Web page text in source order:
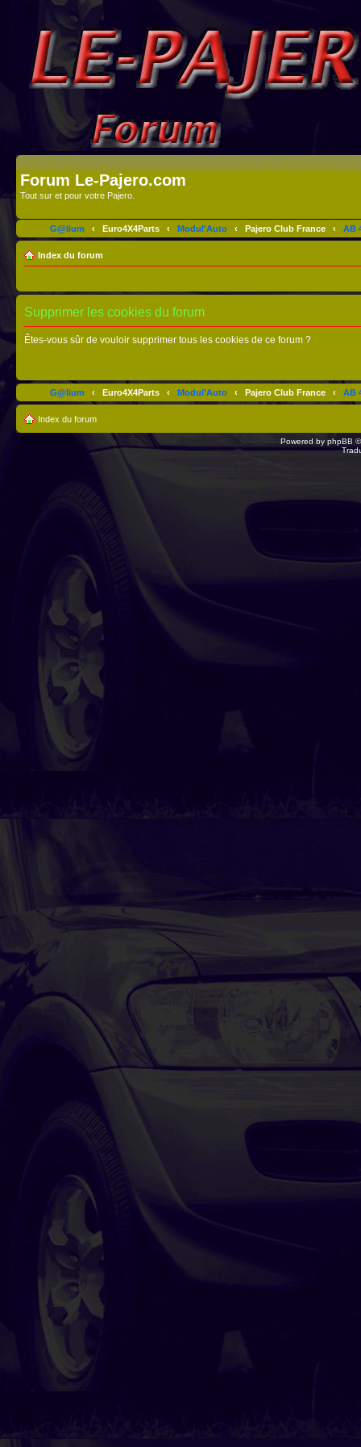
Forum Le-Pajero.com
Tout sur et pour votre Pajero.
G@lium ‹ Euro4X4Parts ‹ Modul'Auto ‹ Pajero Club France ‹ AB
Index du forum
Supprimer les cookies du forum
Êtes-vous sûr de vouloir supprimer tous les cookies de ce forum ?
G@lium ‹ Euro4X4Parts ‹ Modul'Auto ‹ Pajero Club France ‹ AB
Index du forum
Powered by phpBB